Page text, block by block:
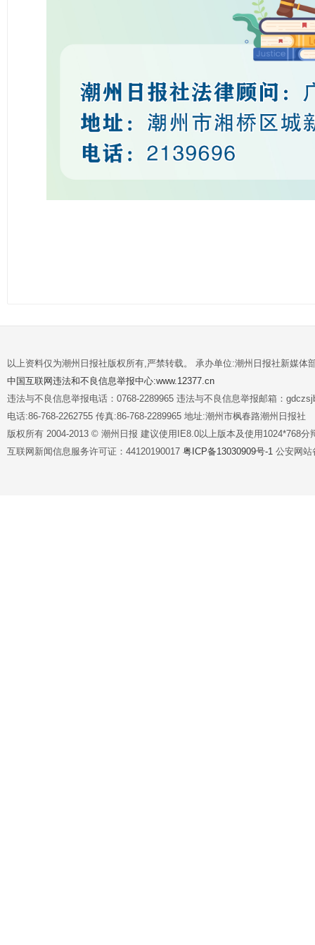
以上资料仅为潮州日报社版权所有,严禁转载。 承办单位:潮州日报社新媒体
中国互联网违法和不良信息举报中心:www.12377.cn
违法与不良信息举报电话：0768-2289965 违法与不良信息举报邮箱：
电话:86-768-2262755 传真:86-768-2289965 地址:潮州市枫春路潮州日报社
版权所有 2004-2013 © 潮州日报 建议使用IE8.0以上版本及使用1024*768分
互联网新闻信息服务许可证：44120190017 粤ICP备13030909号-1 公安网站